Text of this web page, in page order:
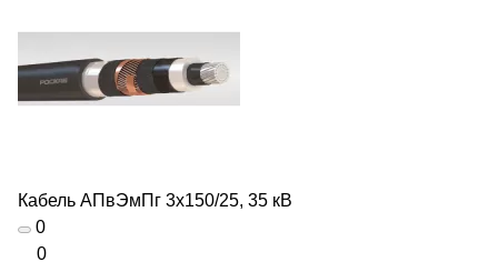
Кабель АПвЭмПг 3х150/25, 35 кВ
0
0